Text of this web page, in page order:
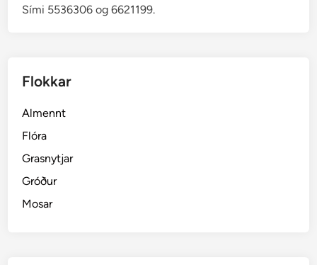
Sími 5536306 og 6621199.
Flokkar
Almennt
Flóra
Grasnytjar
Gróður
Mosar